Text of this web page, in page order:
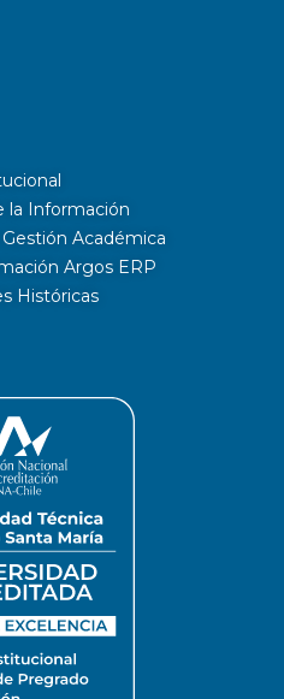
la Información
Académica
Argos ERP
Históricas